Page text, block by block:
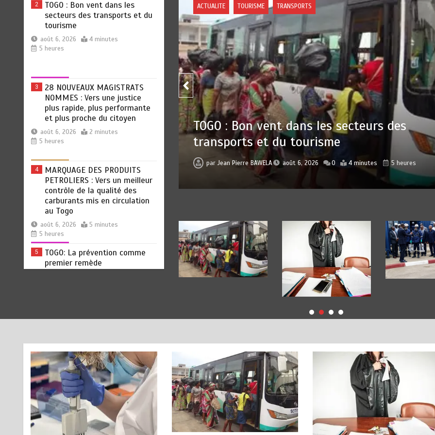
secteurs des transports et du
tourisme
août 6, 2026
4 minutes
5 heures
3
28 NOUVEAUX MAGISTRATS
NOMMES : Vers une justice
plus rapide, plus performante
et plus proche du citoyen
août 6, 2026
2 minutes
5 heures
4
MARQUAGE DES PRODUITS
PETROLIERS : Vers un meilleur
contrôle de la qualité des
carburants mis en circulation
au Togo
août 6, 2026
5 minutes
5 heures
5
TOGO: La prévention comme
premier remède
fiscalité des activités
numériques et digitales au
menu ce jeudi 06 août
août 5, 2026
3 minutes
18 heures
1
RECHERCHE ET INNOVATION: Le
Togo ouvre la voie pour
les secteurs des
0 4 minutes
ACTUALITE JUSTICE
28 NOUVEAUX MAGISTRATS NOMMES : Vers
justice plus rapide, plus performante et
proche du citoyen
Jean Pierre BAWELA août 6, 2026